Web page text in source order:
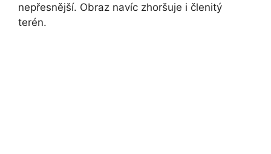
nepřesnější. Obraz navíc zhoršuje i členitý
terén.